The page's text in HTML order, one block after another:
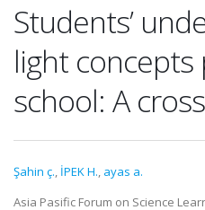
Students’
light
school: A
Şahin ç., İPEK H., ayas a.
Asia Pasific Forum on Science